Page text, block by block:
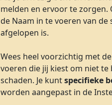
melden en ervoor te zorgen.
de Naam in te voeren van
afgelopen is.
Wees heel voorzichtig met
voeren die jij kiest om niet
schaden. Je kuntspecifieke
worden aangepast in de